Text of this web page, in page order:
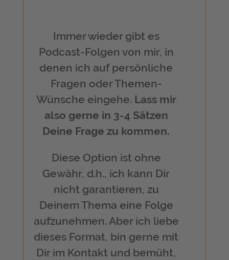
Immer wieder gibt es
Podcast-Folgen von mir, in
denen ich auf persönliche
Fragen oder Themen-
Wünsche eingehe. Lass mir
also gerne in 3-4 Sätzen
Deine Frage zu kommen.
Diese Option ist ohne
Gewähr, d.h., ich kann Dir
nicht garantieren, zu
Deinem Thema eine Folge
aufzunehmen. Aber ich liebe
dieses Format, bin gerne mit
Dir im Kontakt und bemüht,